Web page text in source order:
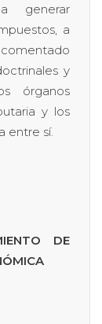
generar
a
y
órganos
y los
entre sí.
DE